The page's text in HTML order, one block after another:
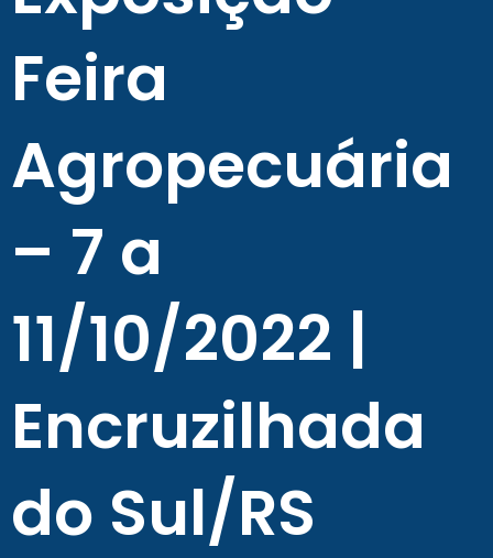
Feira
Agropecuária
– 7 a
11/10/2022 |
Encruzilhada
do Sul/RS